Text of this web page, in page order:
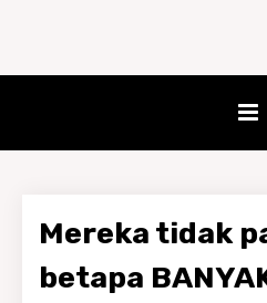
Mereka tidak
betapa